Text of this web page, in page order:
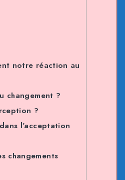
notre réaction au
changement ?
?
l’acceptation
changements